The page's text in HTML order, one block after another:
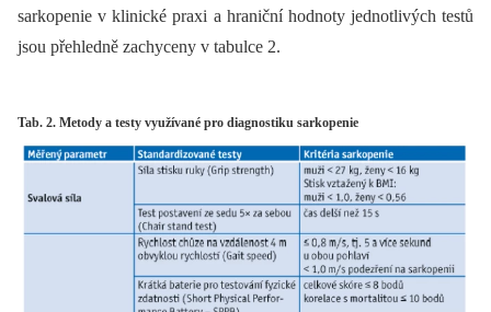
sarkopenie v klinické praxi a hraniční hodnoty jednotlivých testů
jsou přehledně zachyceny v tabulce 2.
Tab. 2. Metody a testy využívané pro diagnostiku sarkopenie